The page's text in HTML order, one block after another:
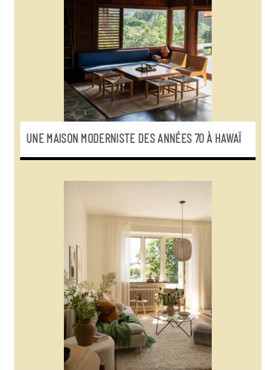
UNE MAISON MODERNISTE DES ANNÉES 70 À HAWAÏ